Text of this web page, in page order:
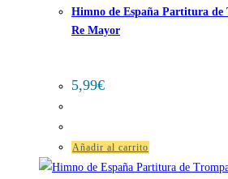
Himno de España Partitura de
Re Mayor
5,99€
Añadir al carrito